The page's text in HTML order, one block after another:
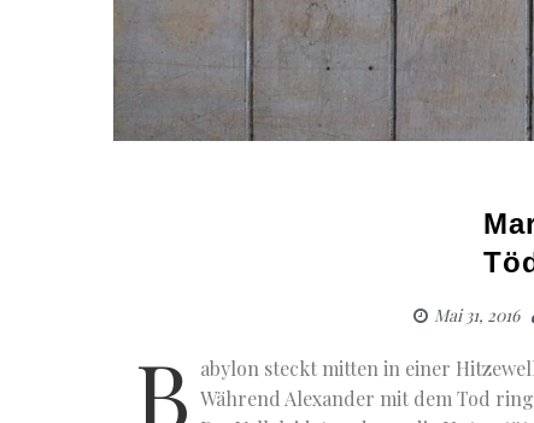
Mai 31, 2016
B abylon steckt mitten in einer
Während Alexander mit dem Tod